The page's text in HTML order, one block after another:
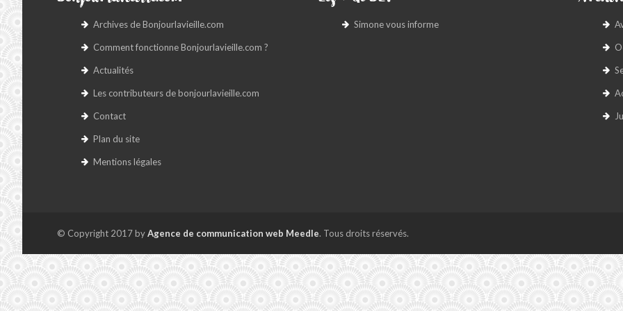
Archives de Bonjourlavieille.com
Comment fonctionne Bonjourlavieille.com ?
Actualités
Les contributeurs de bonjourlavieille.com
Contact
Plan du site
Mentions légales
Simone vous informe
© Copyright 2017 byAgence de communication web Meedle. Tous droits réservés.